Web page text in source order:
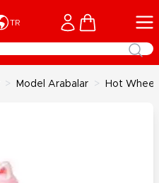
TR Cart
> Model Arabalar > Hot